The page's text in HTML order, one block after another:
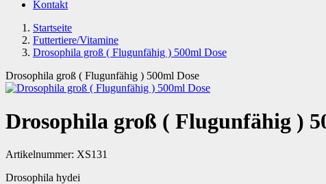
Kontakt
Startseite
Futtertiere/Vitamine
Drosophila groß ( Flugunfähig ) 500ml Dose
Drosophila groß ( Flugunfähig ) 500ml Dose
Drosophila groß ( Flugunfähig )
Artikelnummer: XS131
Drosophila hydei